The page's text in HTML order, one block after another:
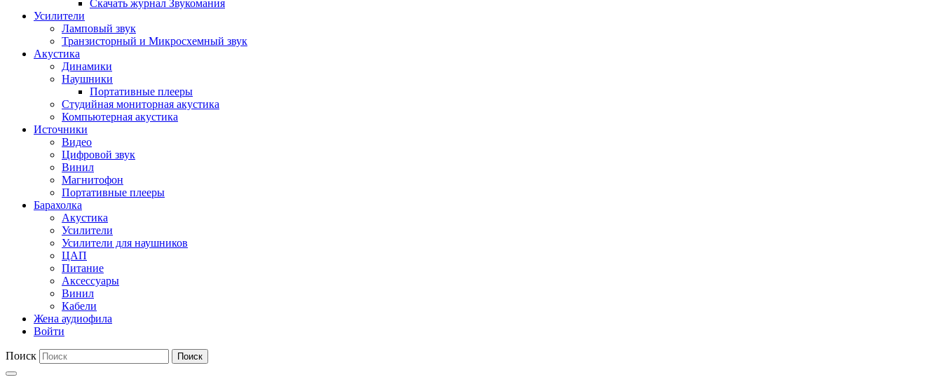
Скачать журнал Звукомания
Усилители
Ламповый звук
Транзисторный и Микросхемный звук
Акустика
Динамики
Наушники
Портативные плееры
Студийная мониторная акустика
Компьютерная акустика
Источники
Видео
Цифровой звук
Винил
Магнитофон
Портативные плееры
Барахолка
Акустика
Усилители
Усилители для наушников
ЦАП
Питание
Аксессуары
Винил
Кабели
Жена аудиофила
Войти
Поиск Поиск